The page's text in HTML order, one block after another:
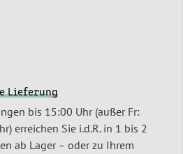
Lieferung
bis 15:00 Uhr (außer Fr:
erreichen Sie i.d.R. in 1 bis 2
ab Lager – oder zu Ihrem